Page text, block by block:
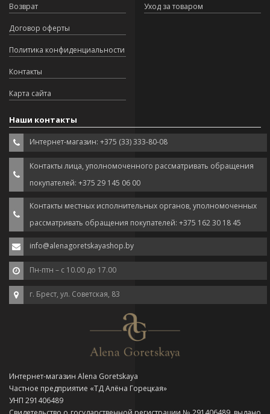
Возврат
Договор оферты
Политика конфиденциальности
Контакты
Карта сайта
Уход за товаром
Наши контакты
Интернет-магазин: +375 (33) 333-80-08
Контакты лица, уполномоченного рассматривать обращения
покупателей: +375 29 145 06 00
Контакты местных исполнительных органов, уполномоченных
рассматривать обращения покупателей: +375 162 30 18 45
info@alenagoretskayashop.by
Пн-птн – с 10.00 до 17.00
г. Брест, ул. Советская, 83
Интернет-магазин Alena Goretskaya
Частное предприятие «ТД Алёна Горецкая»
УНП 291406489